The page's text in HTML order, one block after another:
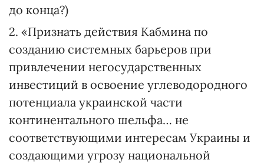
до конца?)
2. «Признать действия Кабмина по
созданию системных барье­ров при
привлечении негосударст­венных
инвестиций в освоение углеводородного
потенциала украинской части
континентального шельфа… не
соответствующими интересам Украины и
создающими угрозу национальной